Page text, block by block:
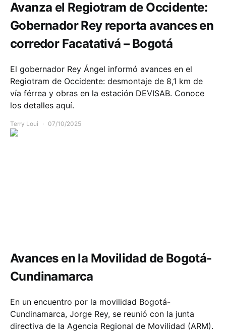
Avanza el Regiotram de Occidente:
Gobernador Rey reporta avances en
corredor Facatativá – Bogotá
El gobernador Rey Ángel informó avances en el
Regiotram de Occidente: desmontaje de 8,1 km de
vía férrea y obras en la estación DEVISAB. Conoce
los detalles aquí.
Terry Loui 07/10/2025
Avances en la Movilidad de Bogotá-
Cundinamarca
En un encuentro por la movilidad Bogotá-
Cundinamarca, Jorge Rey, se reunió con la junta
directiva de la Agencia Regional de Movilidad (ARM).